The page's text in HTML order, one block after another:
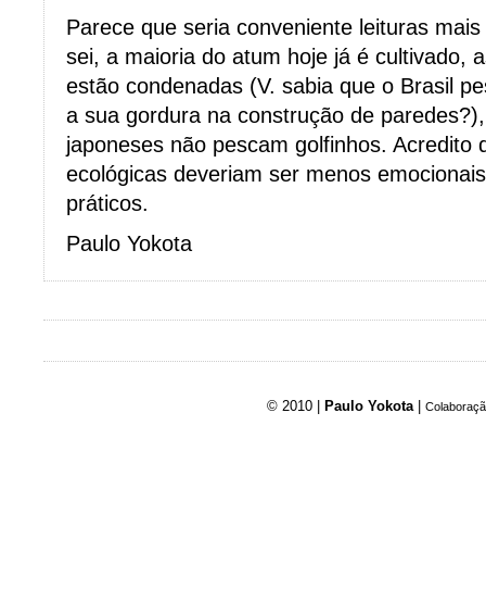
Parece que seria conveniente leituras
sei, a maioria do atum hoje já é cultivado,
estão condenadas (V. sabia que o Brasil
a sua gordura na construção de
japoneses não pescam golfinhos. Acredito
ecológicas deveriam ser menos
práticos.
Paulo Yokota
© 2010 | Paulo Yokota |